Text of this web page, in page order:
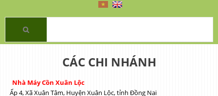
CÁC CHI NHÁNH
Nhà Máy Cồn Xuân Lộc
Ấp 4, Xã Xuân Tâm, Huyện Xuân Lộc, tỉnh Đồng Nai